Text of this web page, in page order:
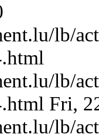
lb/
lb/
Fri,
lb/